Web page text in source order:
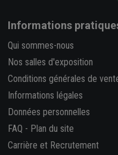
Informations
Qui sommes-nous
Nos salles d'exposition
Conditions générales de
Informations légales
Données personnelles
FAQ - Plan du site
Carrière et Recrutement